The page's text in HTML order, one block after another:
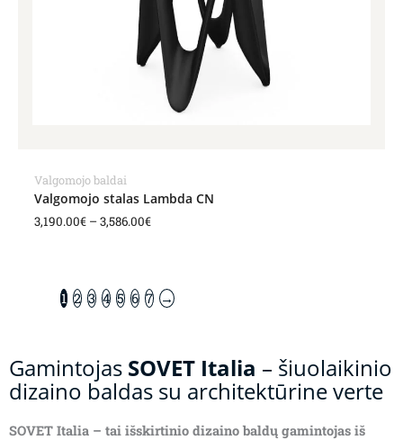
Valgomojo baldai
Valgomojo stalas Lambda CN
3,190.00€ –3,586.00€
1 2 3 4 5 6 7 →
Gamintojas SOVET Italia – šiuolaikinio
dizaino baldas su architektūrine verte
SOVET Italia – tai išskirtinio dizaino baldų gamintojas iš